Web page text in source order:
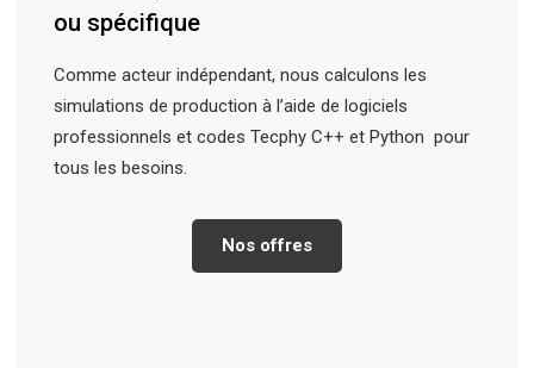
ou spécifique
Comme acteur indépendant, nous calculons les
simulations de production à l’aide de logiciels
professionnels et codes Tecphy C++ et Python pour
tous les besoins.
Nos offres